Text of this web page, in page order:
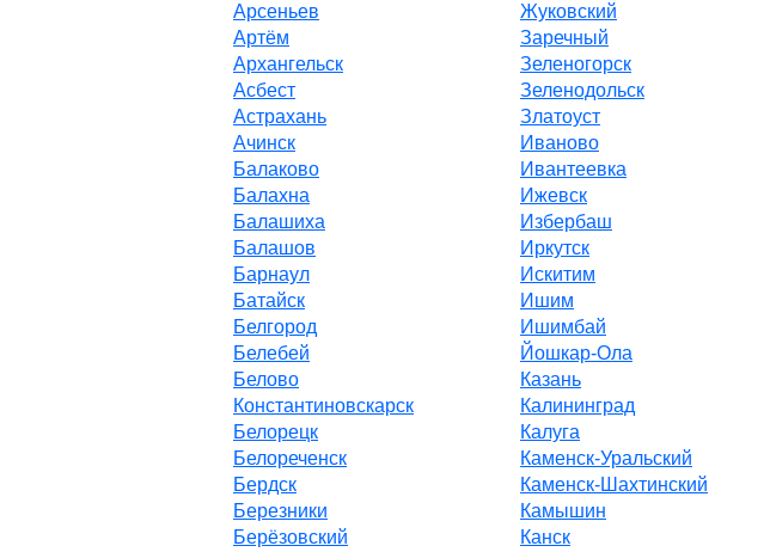
Арсеньев
Артём
Архангельск
Асбест
Астрахань
Ачинск
Балаково
Балахна
Балашиха
Балашов
Барнаул
Батайск
Белгород
Белебей
Белово
Константиновскарск
Белорецк
Белореченск
Бердск
Березники
Берёзовский
Жуковский
Заречный
Зеленогорск
Зеленодольск
Златоуст
Иваново
Ивантеевка
Ижевск
Избербаш
Иркутск
Искитим
Ишим
Ишимбай
Йошкар-Ола
Казань
Калининград
Калуга
Каменск-Уральский
Каменск-Шахтинский
Камышин
Канск